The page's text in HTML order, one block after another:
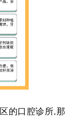
的口腔诊所,那